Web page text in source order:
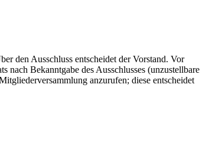
den Ausschluss entscheidet der Vorstand. Vor
nach Bekanntgabe des Ausschlusses (unzustellbare
anzurufen; diese entscheidet